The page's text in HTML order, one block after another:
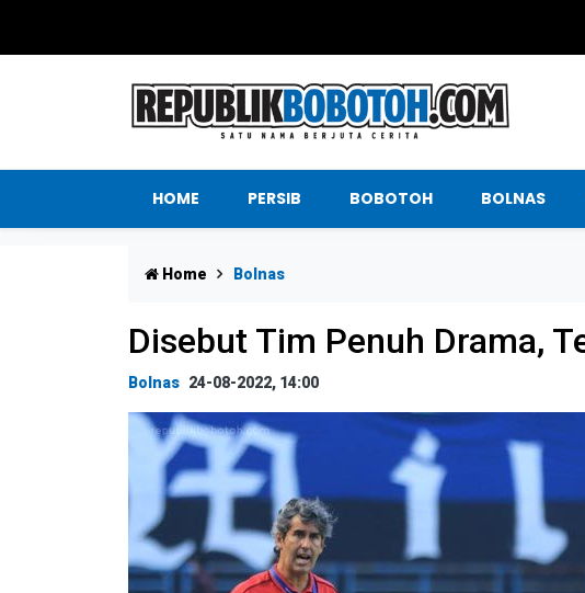
HOME PERSIB BOBOTOH BOLNAS
Home Bolnas
Disebut Tim Penuh Drama,
Bolnas 24-08-2022, 14:00